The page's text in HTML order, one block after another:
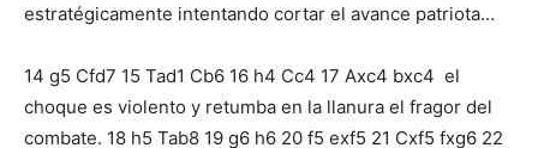
estratégicamente intentando cortar el avance patriota…
14 g5 Cfd7 15 Tad1 Cb6 16 h4 Cc4 17 Axc4 bxc4 el
choque es violento y retumba en la llanura el fragor del
combate. 18 h5 Tab8 19 g6 h6 20 f5 exf5 21 Cxf5 fxg6 22